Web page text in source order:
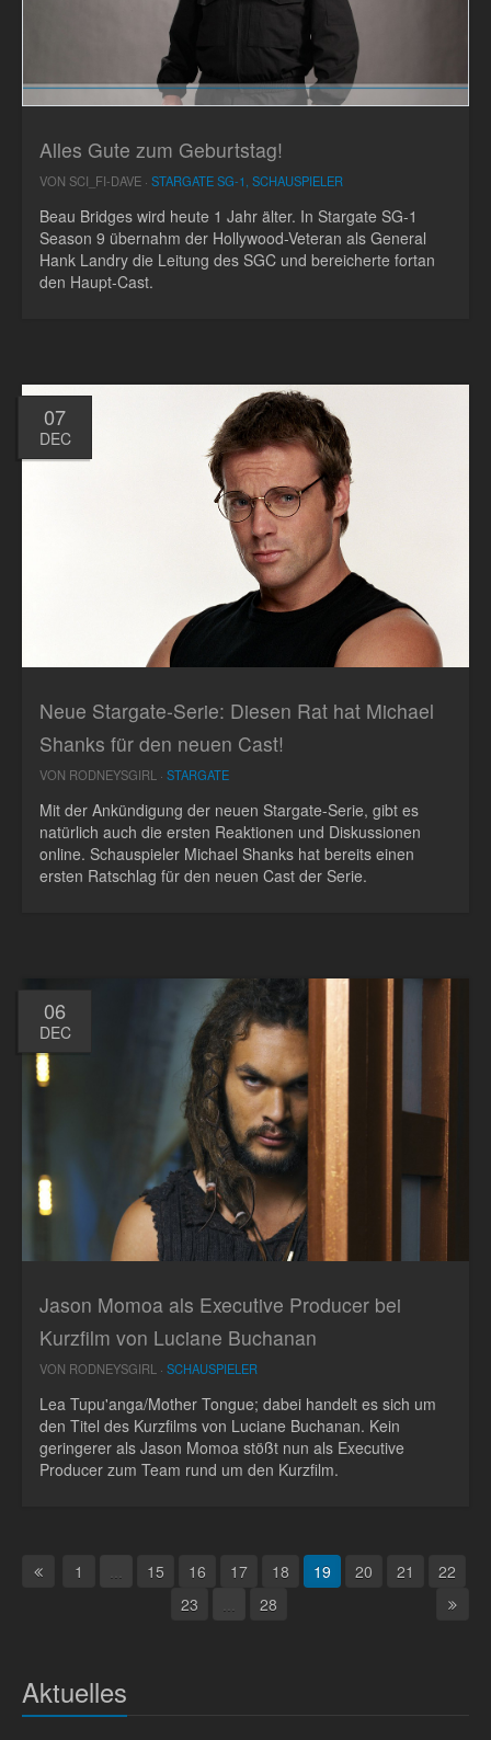
Alles Gute zum Geburtstag!
VON SCI_FI-DAVE · STARGATE SG-1, SCHAUSPIELER
Beau Bridges wird heute 1 Jahr älter. In Stargate SG-1
Season 9 übernahm der Hollywood-Veteran als General
Hank Landry die Leitung des SGC und bereicherte fortan
den Haupt-Cast.
07
DEC
Neue Stargate-Serie: Diesen Rat hat Michael
Shanks für den neuen Cast!
VON RODNEYSGIRL · STARGATE
Mit der Ankündigung der neuen Stargate-Serie, gibt es
natürlich auch die ersten Reaktionen und Diskussionen
online. Schauspieler Michael Shanks hat bereits einen
ersten Ratschlag für den neuen Cast der Serie.
06
DEC
Jason Momoa als Executive Producer bei
Kurzfilm von Luciane Buchanan
VON RODNEYSGIRL · SCHAUSPIELER
Lea Tupu'anga/Mother Tongue; dabei handelt es sich um
den Titel des Kurzfilms von Luciane Buchanan. Kein
geringerer als Jason Momoa stößt nun als Executive
Producer zum Team rund um den Kurzfilm.
1 15 16 17 18 19 20 21
22
23
28
Aktuelles